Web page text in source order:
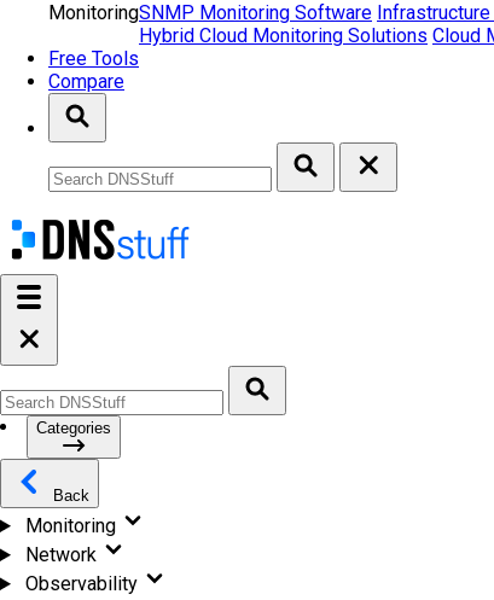
MonitoringSNMP Monitoring Software
Hybrid Cloud Monitoring Solutions Cloud
Free Tools
Compare
Categories
Back
Monitoring
Network
Observability